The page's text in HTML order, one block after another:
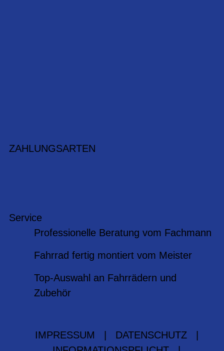
ZAHLUNGSARTEN
Service
Professionelle Beratung vom Fachmann
Fahrrad fertig montiert vom Meister
Top-Auswahl an Fahrrädern und
Zubehör
IMPRESSUM DATENSCHUTZ